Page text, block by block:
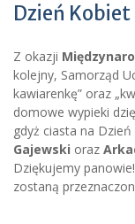
Dzień
Z okazji
kolejny, Samorząd
kawiarenkę” oraz
domowe wypieki
gdyż ciasta na
Gajewski oraz
Dziękujemy
zostaną